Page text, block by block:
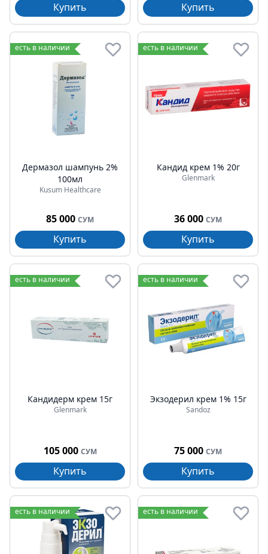
Купить Купить
есть в наличии
Дермазол шампунь 2%
100мл
Kusum Healthcare
85 000 СУМ
Купить
есть в наличии
Кандид крем 1% 20г
Glenmark
36 000 СУМ
Купить
есть в наличии
Кандидерм крем 15г
Glenmark
105 000 СУМ
Купить
есть в наличии
Экзодерил крем 1% 15г
Sandoz
75 000 СУМ
Купить
есть в наличии есть в наличии